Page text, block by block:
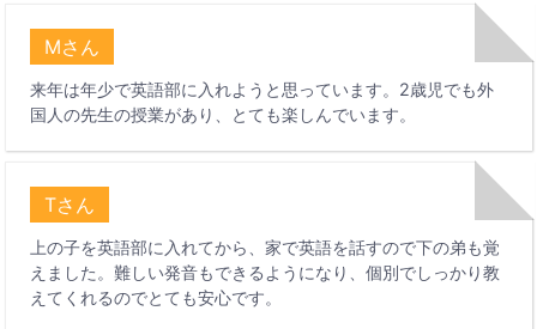
Mさん
来年は年少で英語部に入れようと思っています。2歳児でも外
国人の先生の授業があり、とても楽しんでいます。
Tさん
上の子を英語部に入れてから、家で英語を話すので下の弟も覚
えました。難しい発音もできるようになり、個別でしっかり教
えてくれるのでとても安心です。